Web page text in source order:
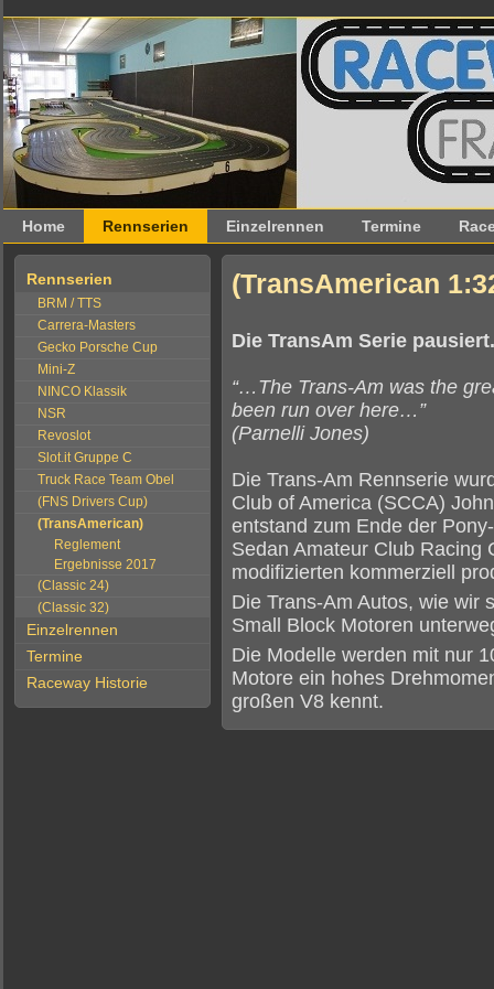
Home Rennserien Einzelrennen Termine
Rennserien
BRM / TTS
Carrera-Masters
Gecko Porsche Cup
Mini-Z
NINCO Klassik
NSR
Revoslot
Slot.it Gruppe C
Truck Race Team Obel
(FNS Drivers Cup)
(TransAmerican)
Reglement
Ergebnisse 2017
(Classic 24)
(Classic 32)
Einzelrennen
Termine
Raceway Historie
(TransAmerican
Die TransAm Serie pausiert.
“…The Trans-Am was the
been run over here…”
(Parnelli Jones)
Die Trans-Am Rennserie
Club of America (SCCA)
entstand zum Ende der
Sedan Amateur Club Racing
modifizierten kommerziell
Die Trans-Am Autos, wie wir
Small Block Motoren
Die Modelle werden mit nur
Motore ein hohes
großen V8 kennt.